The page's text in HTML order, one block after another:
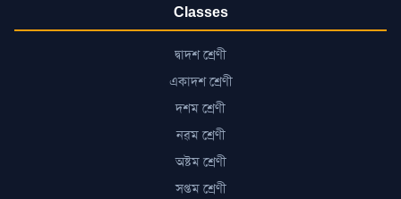
Classes
দ্বাদশ শ্ৰেণী
একাদশ শ্ৰেণী
দশম শ্ৰেণী
নৱম শ্ৰেণী
অষ্টম শ্ৰেণী
সপ্তম শ্ৰেণী